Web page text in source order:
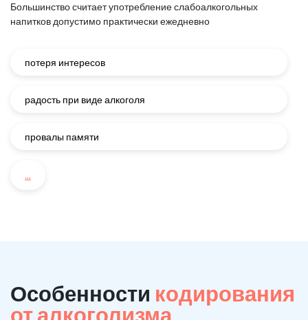
Большинство считает употребление слабоалкогольных
напитков допустимо практически ежедневно
потеря интересов
радость при виде алкоголя
провалы памяти
...
Особенности кодирования
от алкоголизма